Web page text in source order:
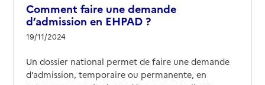
Comment faire une demande
d’admission en EHPAD ?
19/11/2024
Un dossier national permet de faire une demande
d’admission, temporaire ou permanente, en